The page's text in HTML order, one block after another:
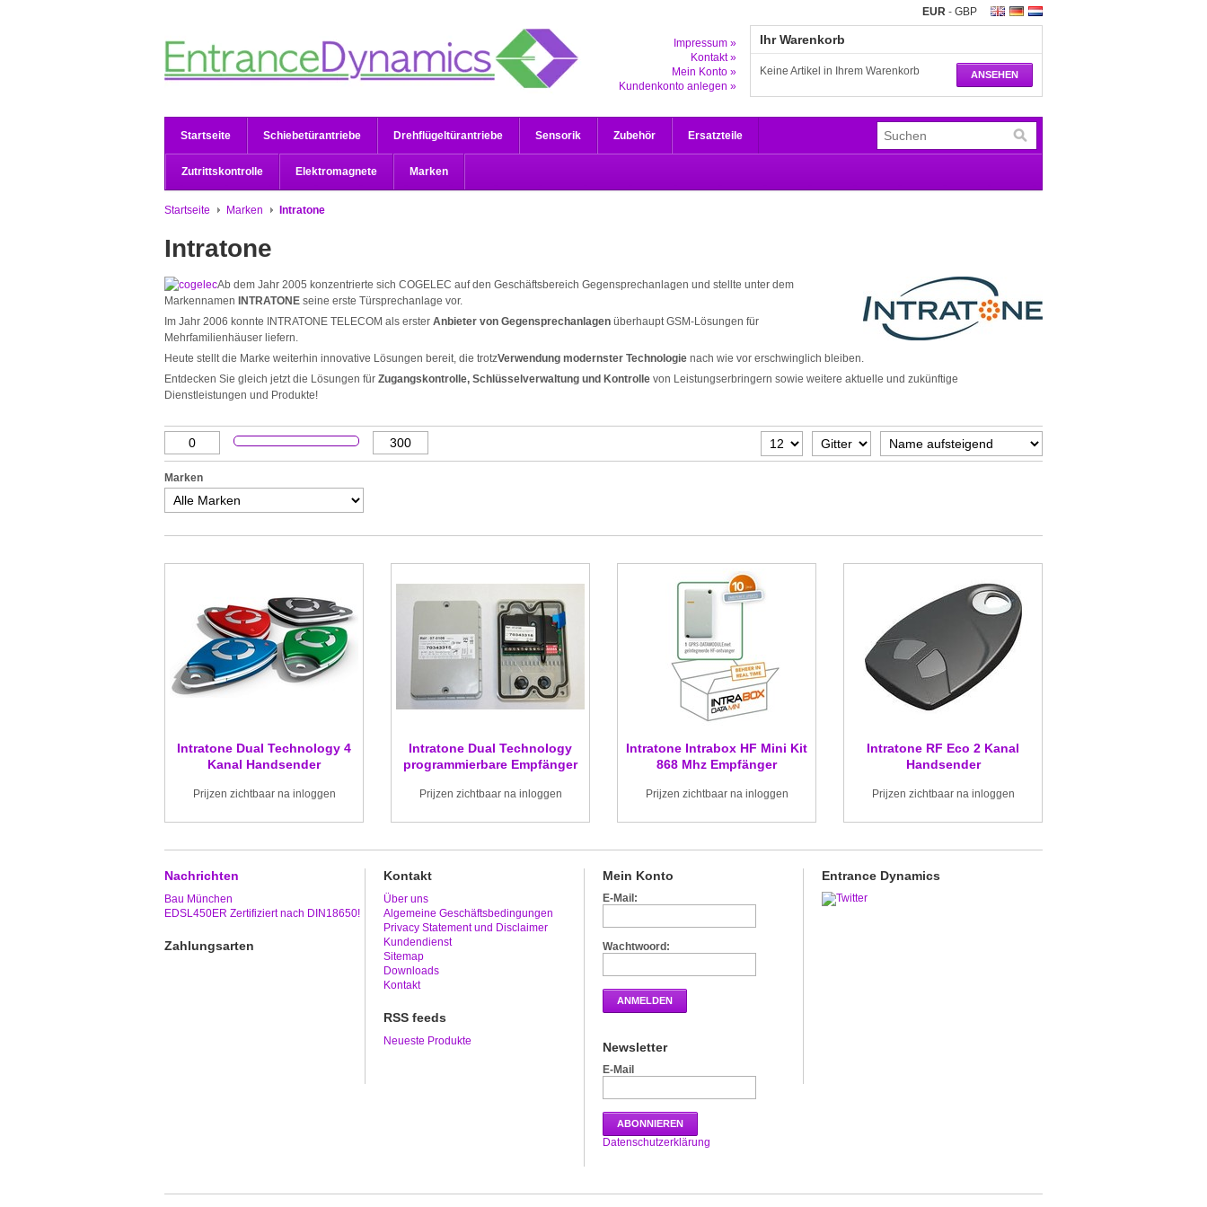
EUR - GBP
Impressum »
Kontakt »
Mein Konto »
Kundenkonto anlegen »
Ihr Warenkorb
ANSEHEN
Keine Artikel in Ihrem Warenkorb
Startseite Schiebetürantriebe Drehflügeltürantriebe Sensorik Zubehör Ersatzteile
Zutrittskontrolle Elektromagnete Marken
Startseite Marken Intratone
Intratone
Ab dem Jahr 2005 konzentrierte sich COGELEC auf den Geschäftsbereich Gegensprechanlagen und stellte unter dem
Markennamen
INTRATONE seine erste Türsprechanlage vor.
Im Jahr 2006 konnte INTRATONE TELECOM als erster Anbieter von Gegensprechanlagen überhaupt GSM-Lösungen für
Mehrfamilienhäuser liefern.
Heute stellt die Marke weiterhin innovative Lösungen bereit, die trotzVerwendung modernster Technologie nach wie vor erschwinglich bleiben.
Entdecken Sie gleich jetzt die Lösungen für Zugangskontrolle, Schlüsselverwaltung und Kontrolle von Leistungserbringern sowie weitere aktuelle und zukünftige
Dienstleistungen und Produkte!
Marken
Intratone Dual Technology 4
Kanal Handsender
Prijzen zichtbaar na inloggen
Intratone Dual Technology
programmierbare Empfänger
Prijzen zichtbaar na inloggen
Intratone Intrabox HF Mini Kit
868 Mhz Empfänger
Prijzen zichtbaar na inloggen
Intratone RF Eco 2 Kanal
Handsender
Prijzen zichtbaar na inloggen
Nachrichten
Bau München
EDSL450ER Zertifiziert nach DIN18650!
Zahlungsarten
Kontakt
Über uns
Algemeine Geschäftsbedingungen
Privacy Statement und Disclaimer
Kundendienst
Sitemap
Downloads
Kontakt
RSS feeds
Neueste Produkte
Mein Konto
E-Mail:
Wachtwoord:
ANMELDEN
Newsletter
E-Mail
ABONNIEREN
Datenschutzerklärung
Entrance Dynamics